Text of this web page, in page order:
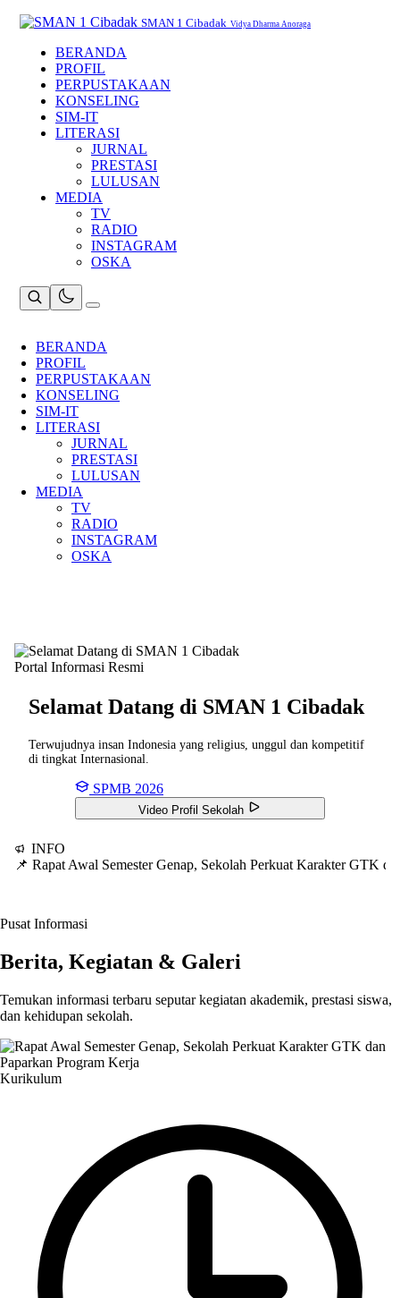
SMAN 1 Cibadak Vidya Dharma Anoraga
BERANDA
PROFIL
PERPUSTAKAAN
KONSELING
SIM-IT
LITERASI
JURNAL
PRESTASI
LULUSAN
MEDIA
TV
RADIO
INSTAGRAM
OSKA
BERANDA
PROFIL
PERPUSTAKAAN
KONSELING
SIM-IT
LITERASI
JURNAL
PRESTASI
LULUSAN
MEDIA
TV
RADIO
INSTAGRAM
OSKA
Portal Informasi Resmi
Selamat Datang di SMAN 1 Cibadak
Terwujudnya insan Indonesia yang religius, unggul dan kompetitif
di tingkat Internasional.
SPMB 2026
Video Profil Sekolah
INFO
📌 Rapat Awal Semester Genap, Sekolah Perkuat Karakter GTK
Pusat Informasi
Berita, Kegiatan & Galeri
Temukan informasi terbaru seputar kegiatan akademik, prestasi siswa,
dan kehidupan sekolah.
Kurikulum